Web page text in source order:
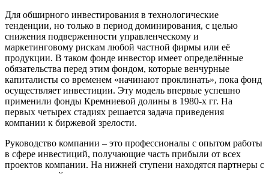
Для обширного инвестирования в технологические
тенденции, но только в период доминирования, с целью
снижения подверженности управленческому и
маркетинговому рискам любой частной фирмы или её
продукции. В таком фонде инвестор имеет определённые
обязательства перед этим фондом, которые венчурные
капиталисты со временем «начинают проклинать», пока фонд
осуществляет инвестиции. Эту модель впервые успешно
применили фонды Кремниевой долины в 1980-х гг. На
первых четырех стадиях решается задача приведения
компании к биржевой зрелости.
Руководство компании – это профессионалы с опытом работы
в сфере инвестиций, получающие часть прибыли от всех
проектов компании. На нижней ступени находятся партнеры с